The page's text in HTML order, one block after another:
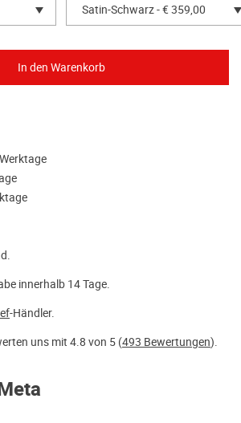
Satin-Schwarz - € 359,00
innerhalb 14 Tage.
-Händler.
uns mit 4.8 von 5 (493 Bewertungen).